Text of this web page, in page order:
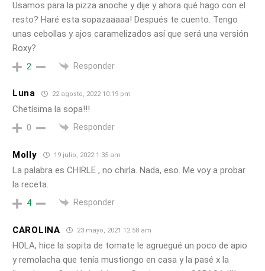
Usamos para la pizza anoche y dije y ahora qué hago con el
resto? Haré esta sopazaaaaa! Después te cuento. Tengo
unas cebollas y ajos caramelizados así que será una versión
Roxy?
2 Responder
Luna 22 agosto, 2022 10:19 pm
Chetísima la sopa!!!
0 Responder
Molly 19 julio, 2022 1:35 am
La palabra es CHIRLE , no chirla. Nada, eso. Me voy a probar
la receta.
4 Responder
CAROLINA 23 mayo, 2021 12:58 am
HOLA, hice la sopita de tomate le agruegué un poco de apio
y remolacha que tenía mustiongo en casa y la pasé x la